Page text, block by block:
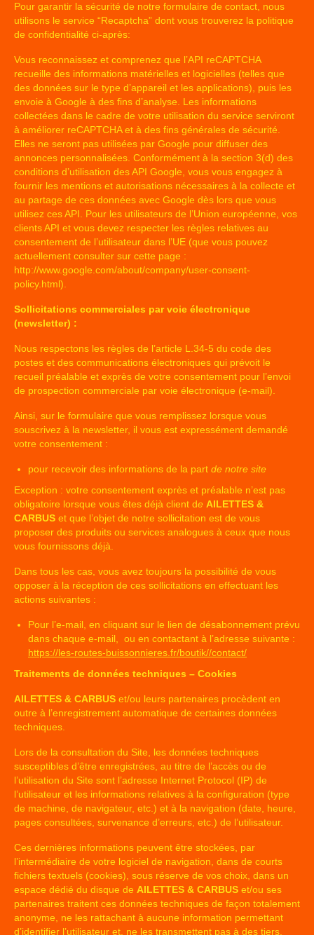
Pour garantir la sécurité de notre formulaire de contact, nous
utilisons le service “Recaptcha” dont vous trouverez la politique
de confidentialité ci-après:
Vous reconnaissez et comprenez que l’API reCAPTCHA
recueille des informations matérielles et logicielles (telles que
des données sur le type d’appareil et les applications), puis les
envoie à Google à des fins d’analyse. Les informations
collectées dans le cadre de votre utilisation du service serviront
à améliorer reCAPTCHA et à des fins générales de sécurité.
Elles ne seront pas utilisées par Google pour diffuser des
annonces personnalisées. Conformément à la section 3(d) des
conditions d’utilisation des API Google, vous vous engagez à
fournir les mentions et autorisations nécessaires à la collecte et
au partage de ces données avec Google dès lors que vous
utilisez ces API. Pour les utilisateurs de l’Union européenne, vos
clients API et vous devez respecter les règles relatives au
consentement de l’utilisateur dans l’UE (que vous pouvez
actuellement consulter sur cette page :
http://www.google.com/about/company/user-consent-
policy.html).
Sollicitations commerciales par voie électronique
(newsletter) :
Nous respectons les règles de l’article L.34-5 du code des
postes et des communications électroniques qui prévoit le
recueil préalable et exprès de votre consentement pour l’envoi
de prospection commerciale par voie électronique (e-mail).
Ainsi, sur le formulaire que vous remplissez lorsque vous
souscrivez à la newsletter, il vous est expressément demandé
votre consentement :
pour recevoir des informations de la part de notre site
Exception : votre consentement exprès et préalable n’est pas
obligatoire lorsque vous êtes déjà client de AILETTES &
CARBUS et que l’objet de notre sollicitation est de vous
proposer des produits ou services analogues à ceux que nous
vous fournissons déjà.
Dans tous les cas, vous avez toujours la possibilité de vous
opposer à la réception de ces sollicitations en effectuant les
actions suivantes :
Pour l’e-mail, en cliquant sur le lien de désabonnement prévu
dans chaque e-mail, ou en contactant à l’adresse suivante :
https://les-routes-buissonnieres.fr/boutik//contact/
Traitements de données techniques – Cookies
AILETTES & CARBUS et/ou leurs partenaires procèdent en
outre à l’enregistrement automatique de certaines données
techniques.
Lors de la consultation du Site, les données techniques
susceptibles d’être enregistrées, au titre de l’accès ou de
l’utilisation du Site sont l’adresse Internet Protocol (IP) de
l’utilisateur et les informations relatives à la configuration (type
de machine, de navigateur, etc.) et à la navigation (date, heure,
pages consultées, survenance d’erreurs, etc.) de l’utilisateur.
Ces dernières informations peuvent être stockées, par
l’intermédiaire de votre logiciel de navigation, dans de courts
fichiers textuels (cookies), sous réserve de vos choix, dans un
espace dédié du disque de AILETTES & CARBUS et/ou ses
partenaires traitent ces données techniques de façon totalement
anonyme, ne les rattachant à aucune information permettant
d’identifier l’utilisateur et, ne les transmettent pas à des tiers.